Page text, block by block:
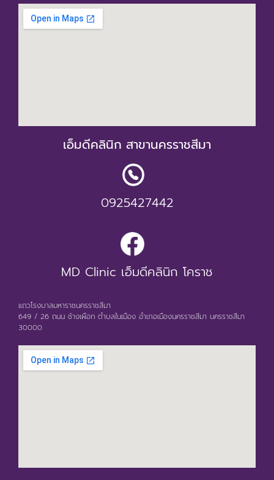
เอ็มดีคลินิก สาขานครราชสีมา
0925427442
MD Clinic เอ็มดีคลินิก โคราช
แถวโรงบาลมหาราชนครราชสีมา
649 / 26 ถนน ช้างเผือก ตำบลในเมือง อำเภอเมืองนครราชสีมา นครราชสีมา
30000